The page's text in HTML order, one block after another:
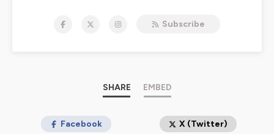
confidentialite
pour plus d'informations.
Subscribe
SHARE EMBED
Facebook X (Twitter)